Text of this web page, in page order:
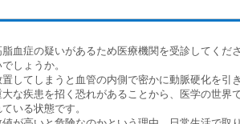
血症の疑いがあるため医療機関を受診してくださ
しょうか。
してしまうと血管の内側で密かに動脈硬化を引き
な疾患を招く恐れがあることから、医学の世界
いる状態です。